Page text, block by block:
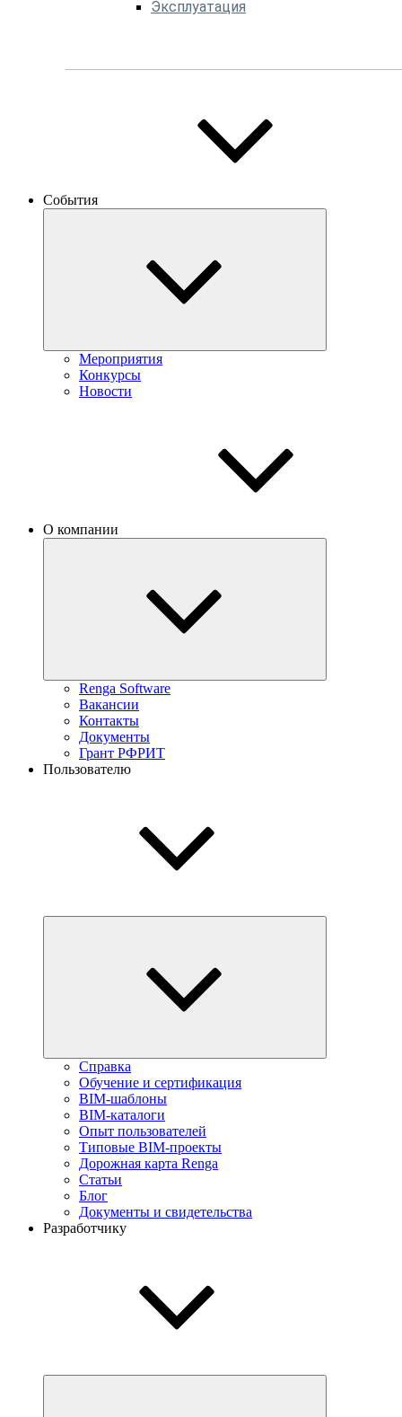
Эксплуатация
События
Мероприятия
Конкурсы
Новости
О компании
Renga Software
Вакансии
Контакты
Документы
Грант РФРИТ
Пользователю
Справка
Обучение и сертификация
BIM-шаблоны
BIM-каталоги
Опыт пользователей
Типовые BIM-проекты
Дорожная карта Renga
Статьи
Блог
Документы и свидетельства
Разработчику